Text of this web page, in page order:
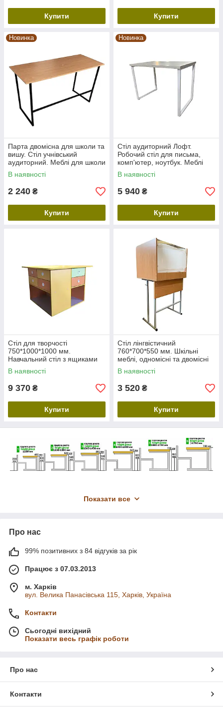
Купити Купити
Новинка
Парта двомісна для школи та
вишу. Стіл учнівський
аудиторний. Меблі для школи
В наявності
2 240 ₴
Купити
Новинка
Стіл аудиторний Лофт.
Робочий стіл для письма,
комп'ютер, ноутбук. Меблі
для школи, офісу, будинки з
дсп
В наявності
5 940 ₴
Купити
Стіл для творчості
750*1000*1000 мм.
Навчальний стіл з ящиками
для малювання, листи.
Шкільні меблі
В наявності
9 370 ₴
Купити
Стіл лінгвістичний
760*700*550 мм. Шкільні
меблі, одномісні та двомісні
парти, стільці дсп, пвх
В наявності
3 520 ₴
Купити
Показати все
Про нас
99% позитивних з 84 відгуків за рік
Працює з 07.03.2013
м. Харків
вул. Велика Панасівська 115, Харків, Україна
Контакти
Сьогодні вихідний
Показати весь графік роботи
Про нас
Контакти